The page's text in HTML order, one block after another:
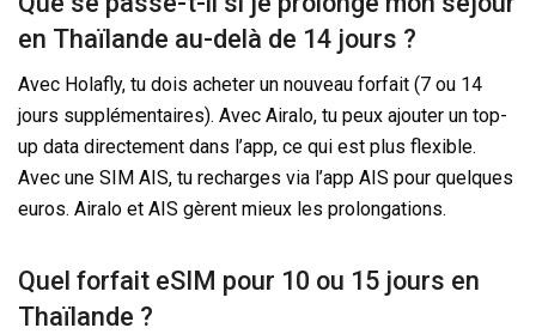
en Thaïlande au-delà de 14 jours ?
Avec Holafly, tu dois acheter un nouveau forfait (7 ou 14
jours supplémentaires). Avec Airalo, tu peux ajouter un top-
up data directement dans l’app, ce qui est plus flexible.
Avec une SIM AIS, tu recharges via l’app AIS pour quelques
euros. Airalo et AIS gèrent mieux les prolongations.
Quel forfait eSIM pour 10 ou 15 jours en
Thaïlande ?